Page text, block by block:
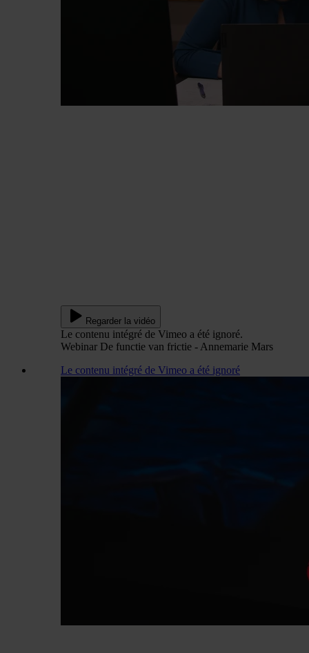
Regarder la vidéo
Le contenu intégré de Vimeo a été ignoré.
Webinar De functie van frictie - Annemarie Mars
Le contenu intégré de Vimeo a été ignoré